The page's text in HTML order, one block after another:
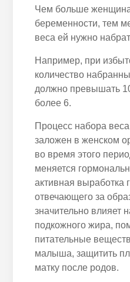
Чем больше
беременности, тем
веса ей нужно
Например, при
количество
должно превышать
более 6.
Процесс набора
заложен в женском
во время этого
меняется
активная выработка
отвечающего за
значительно влияет
подкожного жира,
питательные
малыша, защитить
матку после родов.